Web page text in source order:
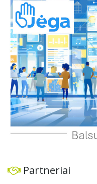
dviratininkams.
ekonominę ir
konsultacijas ir
planus, siekiant
ir prisitaikymą prie
Partneriai